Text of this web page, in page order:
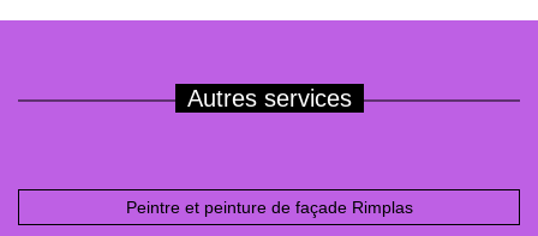
Autres services
Peintre et peinture de façade Rimplas